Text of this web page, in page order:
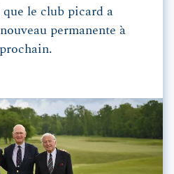
le club picard a
permanente à